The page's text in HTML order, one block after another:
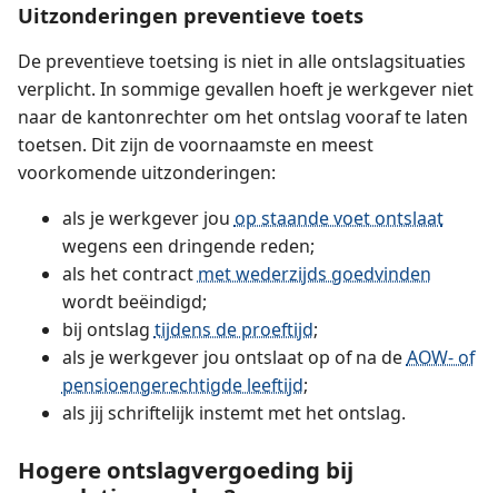
Uitzonderingen preventieve toets
De preventieve toetsing is niet in alle ontslagsituaties
verplicht. In sommige gevallen hoeft je werkgever niet
naar de kantonrechter om het ontslag vooraf te laten
toetsen. Dit zijn de voornaamste en meest
voorkomende uitzonderingen:
als je werkgever jou op staande voet ontslaat
wegens een dringende reden;
als het contract met wederzijds goedvinden
wordt beëindigd;
bij ontslag tijdens de proeftijd;
als je werkgever jou ontslaat op of na deAOW- of
pensioengerechtigde leeftijd;
als jij schriftelijk instemt met het ontslag.
Hogere ontslagvergoeding bij